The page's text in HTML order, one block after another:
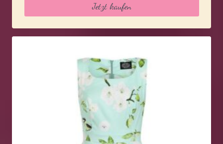
Jetzt kaufen